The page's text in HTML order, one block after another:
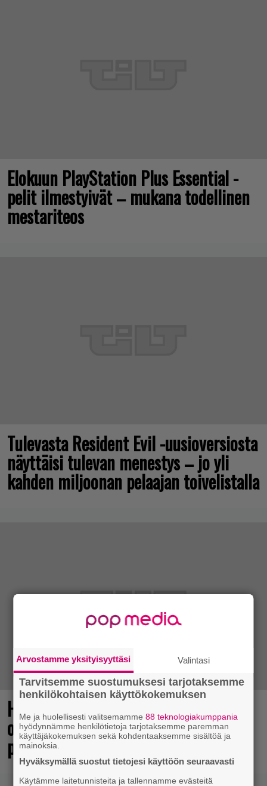
Elokuun PlayStation Plus Essential -
pelit ilmestyivät – mukana todellinen
mestariteos
Tulevasta Resident Evil -uusioversiosta
näyttäisi tulevan menestys – jo yli
kahden miljoonan pelaajan toivelistalla
Huomio, kaikki Grand Theft Auto 6:n
odottajat: Netflixiin tulee pian
pakollista nähtävää
Arvostamme yksityisyyttäsi Valintasi
Tarvitsemme suostumuksesi tarjotaksemme
henkilökohtaisen käyttökokemuksen
Me ja huolellisesti valitsemamme88 teknologiakumppania
hyödynnämme henkilötietoja tarjotaksemme paremman
käyttäjäkokemuksen sekä kohdentaaksemme sisältöä ja
mainoksia.
Hyväksymällä suostut tietojesi käyttöön seuraavasti
Käytämme laitetunnisteita ja tallennamme evästeitä